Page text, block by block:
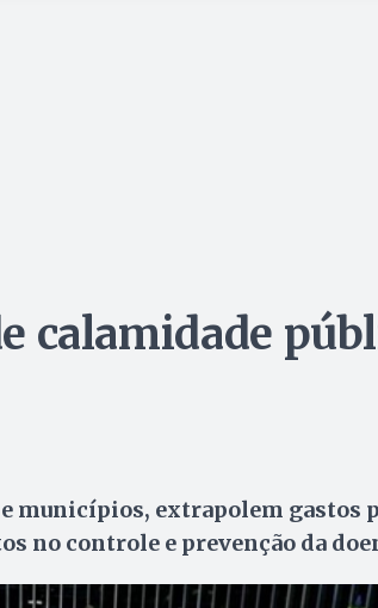
calamidade
municípios, extrapolem gastos
no controle e prevenção da